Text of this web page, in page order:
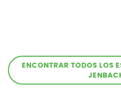
ENCONTRAR TODOS LOS